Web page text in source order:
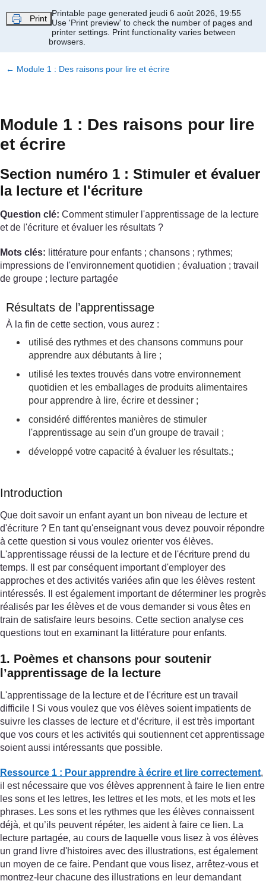
Print
Printable page generated jeudi 6 août 2026, 19:55
Use 'Print preview' to check the number of pages and
printer settings. Print functionality varies between
browsers.
← Module 1 : Des raisons pour lire et écrire
Module 1 : Des raisons pour lire
et écrire
Section numéro 1 : Stimuler et évaluer
la lecture et l'écriture
Question clé: Comment stimuler l'apprentissage de la lecture
et de l'écriture et évaluer les résultats ?
Mots clés: littérature pour enfants ; chansons ; rythmes;
impressions de l'environnement quotidien ; évaluation ; travail
de groupe ; lecture partagée
Résultats de l’apprentissage
À la fin de cette section, vous aurez :
utilisé des rythmes et des chansons communs pour
apprendre aux débutants à lire ;
utilisé les textes trouvés dans votre environnement
quotidien et les emballages de produits alimentaires
pour apprendre à lire, écrire et dessiner ;
considéré différentes manières de stimuler
l'apprentissage au sein d'un groupe de travail ;
développé votre capacité à évaluer les résultats.;
Introduction
Que doit savoir un enfant ayant un bon niveau de lecture et
d'écriture ? En tant qu'enseignant vous devez pouvoir répondre
à cette question si vous voulez orienter vos élèves.
L'apprentissage réussi de la lecture et de l'écriture prend du
temps. Il est par conséquent important d'employer des
approches et des activités variées afin que les élèves restent
intéressés. Il est également important de déterminer les progrès
réalisés par les élèves et de vous demander si vous êtes en
train de satisfaire leurs besoins. Cette section analyse ces
questions tout en examinant la littérature pour enfants.
1. Poèmes et chansons pour soutenir
l’apprentissage de la lecture
L'apprentissage de la lecture et de l'écriture est un travail
difficile ! Si vous voulez que vos élèves soient impatients de
suivre les classes de lecture et d’écriture, il est très important
que vos cours et les activités qui soutiennent cet apprentissage
soient aussi intéressants que possible.
Ressource 1 : Pour apprendre à écrire et lire correctement,
il est nécessaire que vos élèves apprennent à faire le lien entre
les sons et les lettres, les lettres et les mots, et les mots et les
phrases. Les sons et les rythmes que les élèves connaissent
déjà, et qu’ils peuvent répéter, les aident à faire ce lien. La
lecture partagée, au cours de laquelle vous lisez à vos élèves
un grand livre d'histoires avec des illustrations, est également
un moyen de ce faire. Pendant que vous lisez, arrêtez-vous et
montrez-leur chacune des illustrations en leur demandant